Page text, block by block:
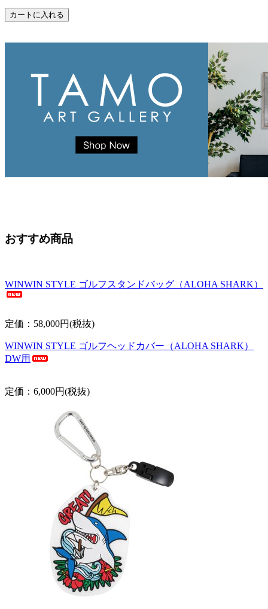
おすすめ商品
WINWIN STYLE ゴルフスタンドバッグ（ALOHA SHARK）
定価：58,000円(税抜)
WINWIN STYLE ゴルフヘッドカバー（ALOHA SHARK）
DW用
定価：6,000円(税抜)